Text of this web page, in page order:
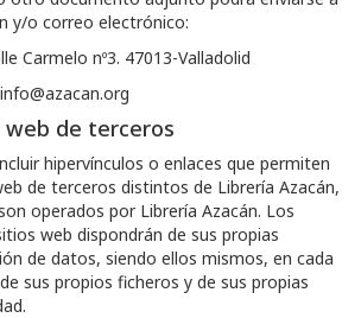
y/o correo electrónico:
Carmelo nº3. 47013-Valladolid
info@azacan.org
web de terceros
hipervínculos o enlaces que permiten
de terceros distintos de Librería Azacán,
operados por Librería Azacán. Los
web dispondrán de sus propias
de datos, siendo ellos mismos, en cada
sus propios ficheros y de sus propias